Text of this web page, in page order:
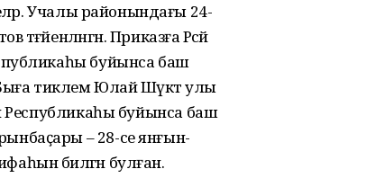
Учалы районындағы 24-
Приказға Рәсәй
буйынса баш
тиклем Юлай Шәүкәт улы
Республикаһы буйынса баш
– 28-се янғын-
биләгән булған.